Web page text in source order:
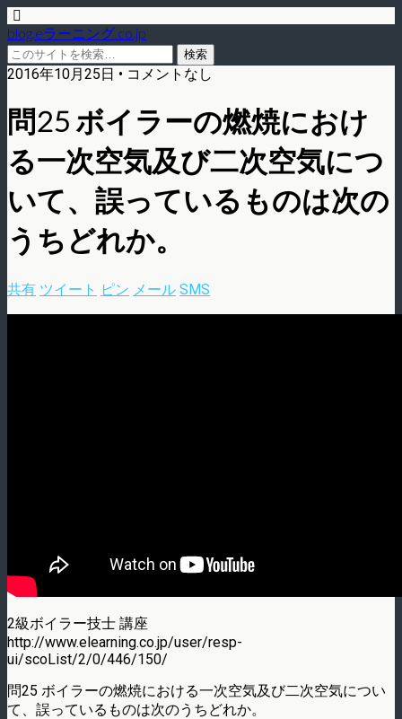
blog.eラーニング.co.jp
2016年10月25日 • コメントなし
問25 ボイラーの燃焼におけ
る一次空気及び二次空気につ
いて、誤っているものは次の
うちどれか。
共有 ツイート ピン メール SMS
2級ボイラー技士 講座
http://www.elearning.co.jp/user/resp-
ui/scoList/2/0/446/150/
問25 ボイラーの燃焼における一次空気及び二次空気につい
て、誤っているものは次のうちどれか。